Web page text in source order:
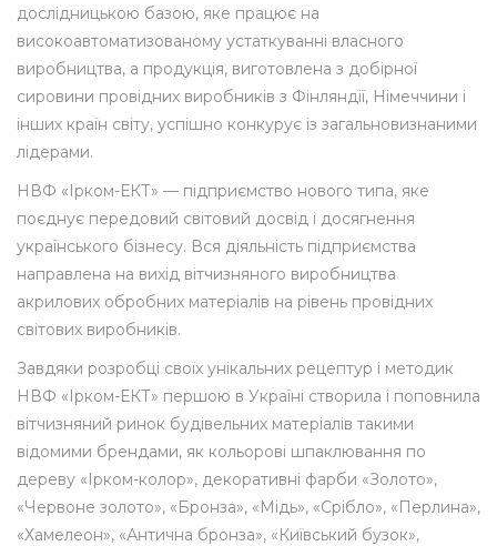
дослідницькою базою, яке працює на
високоавтоматизованому устаткуванні власного
виробництва, а продукція, виготовлена з добірної
сировини провідних виробників з Фінляндії, Німеччини і
інших країн світу, успішно конкурує із загальновизнаними
лідерами.
НВФ «Ірком-ЕКТ» — підприємство нового типа, яке
поєднує передовий світовий досвід і досягнення
українського бізнесу. Вся діяльність підприємства
направлена на вихід вітчизняного виробництва
акрилових обробних матеріалів на рівень провідних
світових виробників.
Завдяки розробці своїх унікальних рецептур і методик
НВФ «Ірком-ЕКТ» першою в Україні створила і поповнила
вітчизняний ринок будівельних матеріалів такими
відомими брендами, як кольорові шпаклювання по
дереву «Ірком-колор», декоративні фарби «Золото»,
«Червоне золото», «Бронза», «Мідь», «Срібло», «Перлина»,
«Хамелеон», «Антична бронза», «Київський бузок»,